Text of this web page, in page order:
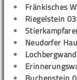
Fränkisches
Riegelstein
Neudorfer
Lochbergwand